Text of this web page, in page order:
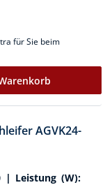
für Sie beim
AGVK24-
| Leistung (W):